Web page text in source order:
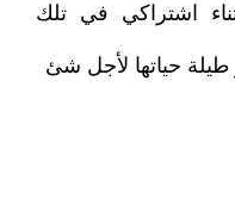
اشتراكي في تلك
طيلة حياتها لأجل شئ